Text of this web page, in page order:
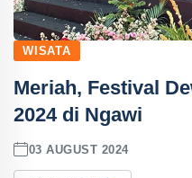
WISATA
Meriah, Festival
2024 di Ngawi
03 AUGUST 2024